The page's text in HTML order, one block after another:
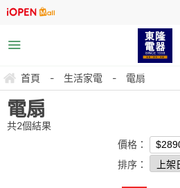
首頁 - 生活家電 - 電扇
電扇
共2個結果
價格：
排序：